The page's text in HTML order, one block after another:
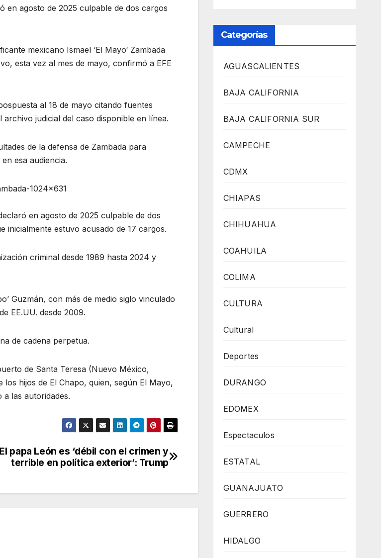
en agosto de 2025 culpable de dos cargos
mexicano Ismael ‘El Mayo‘ Zambada
esta vez al mes de mayo, confirmó a EFE
al 18 de mayo citando fuentes
judicial del caso disponible en línea.
de la defensa de Zambada para
esa audiencia.
1024×631
en agosto de 2025 culpable de dos
estuvo acusado de 17 cargos.
criminal desde 1989 hasta 2024 y
Guzmán, con más de medio siglo vinculado
EE.UU. desde 2009.
de cadena perpetua.
de Santa Teresa (Nuevo México,
hijos de El Chapo, quien, según El Mayo,
las autoridades.
El papa León es ‘débil con el crimen y
terrible en política exterior’: Trump
Categorías
AGUASCALIENTES
BAJA CALIFORNIA
BAJA CALIFORNIA SUR
CAMPECHE
CDMX
CHIAPAS
CHIHUAHUA
COAHUILA
COLIMA
CULTURA
Cultural
Deportes
DURANGO
EDOMEX
Espectaculos
ESTATAL
GUANAJUATO
GUERRERO
HIDALGO